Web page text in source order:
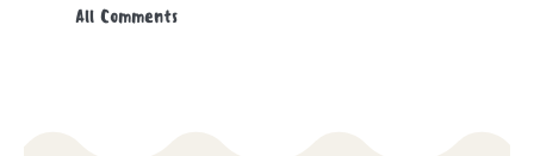
All Comments